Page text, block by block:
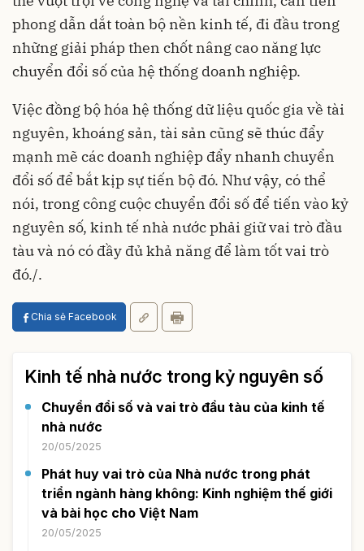
phong dẫn dắt toàn bộ nền kinh tế, đi đầu trong
những giải pháp then chốt nâng cao năng lực
chuyển đổi số của hệ thống doanh nghiệp.
Việc đồng bộ hóa hệ thống dữ liệu quốc gia về tài
nguyên, khoáng sản, tài sản cũng sẽ thúc đẩy
mạnh mẽ các doanh nghiệp đẩy nhanh chuyển
đổi số để bắt kịp sự tiến bộ đó. Như vậy, có thể
nói, trong công cuộc chuyển đổi số để tiến vào kỷ
nguyên số, kinh tế nhà nước phải giữ vai trò đầu
tàu và nó có đầy đủ khả năng để làm tốt vai trò
đó./.
Chia sẻ Facebook
Kinh tế nhà nước trong kỷ nguyên số
Chuyển đổi số và vai trò đầu tàu của kinh tế
nhà nước
20/05/2025
Phát huy vai trò của Nhà nước trong phát
triển ngành hàng không: Kinh nghiệm thế giới
và bài học cho Việt Nam
20/05/2025